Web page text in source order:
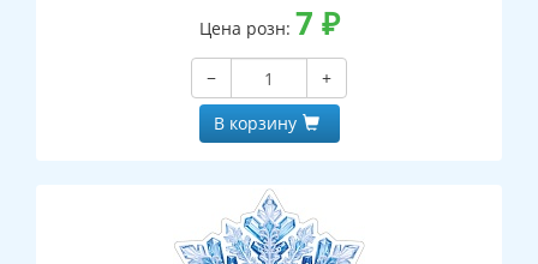
Цена розн: 7 ₽
−
+
В корзину